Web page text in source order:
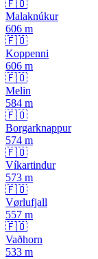
🇫🇴
Malaknúkur
606 m
🇫🇴
Koppenni
606 m
🇫🇴
Melin
584 m
🇫🇴
Borgarknappur
574 m
🇫🇴
Víkartindur
573 m
🇫🇴
Vørlufjall
557 m
🇫🇴
Vaðhorn
533 m